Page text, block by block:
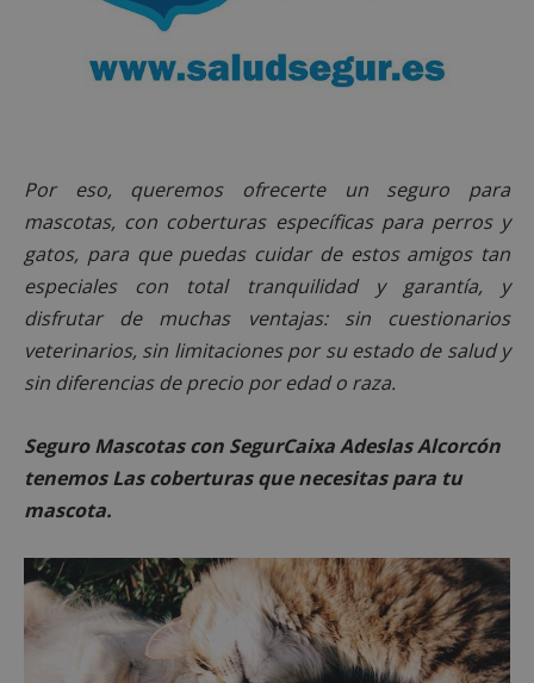
Por eso, queremos ofrecerte un seguro para
mascotas, con coberturas específicas para perros y
gatos, para que puedas cuidar de estos amigos tan
especiales con total tranquilidad y garantía, y
disfrutar de muchas ventajas: sin cuestionarios
veterinarios, sin limitaciones por su estado de salud y
sin diferencias de precio por edad o raza.
Seguro Mascotas con SegurCaixa Adeslas Alcorcón
tenemos Las coberturas que necesitas para tu
mascota.